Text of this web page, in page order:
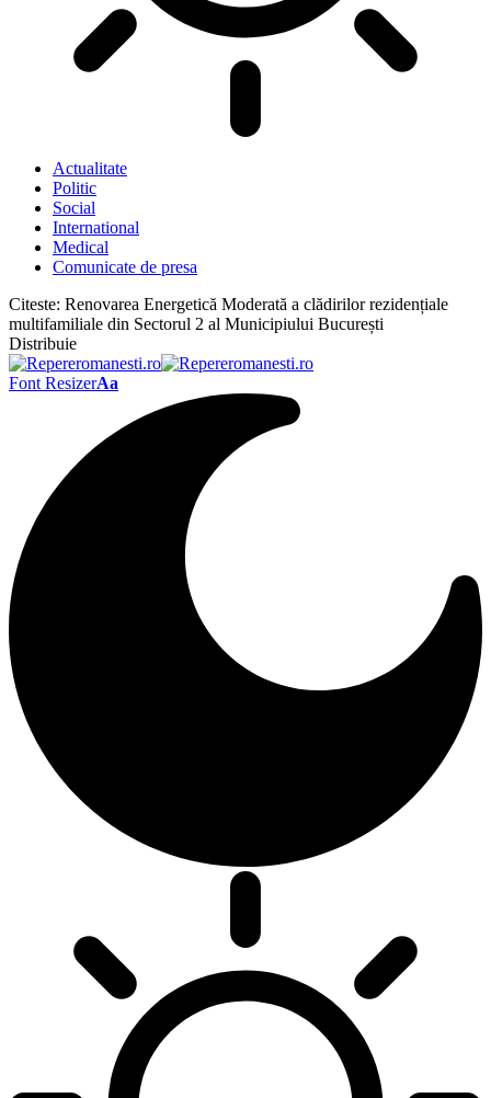
Actualitate
Politic
Social
International
Medical
Comunicate de presa
Citeste: Renovarea Energetică Moderată a clădirilor rezidențiale
multifamiliale din Sectorul 2 al Municipiului București
Distribuie
Font ResizerAa